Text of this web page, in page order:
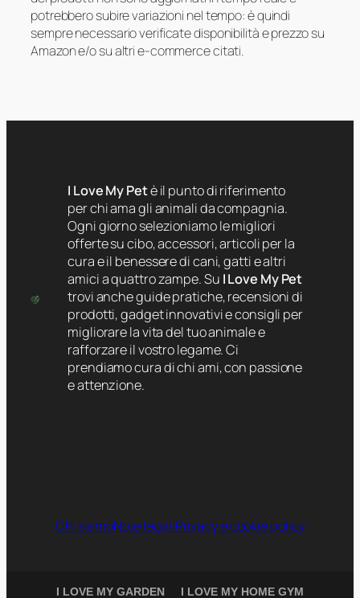
potrebbero subire variazioni nel tempo: è quindi
sempre necessario verificate disponibilità e prezzo su
Amazon e/o su altri e-commerce citati.
I Love My Petè il punto di riferimento
per chi ama gli animali da compagnia.
Ogni giorno selezioniamo le migliori
offerte su cibo, accessori, articoli per la
cura e il benessere di cani, gatti e altri
amici a quattro zampe. Su I Love My Pet
trovi anche guide pratiche, recensioni di
prodotti, gadget innovativi e consigli per
migliorare la vita del tuo animale e
rafforzare il vostro legame. Ci
prendiamo cura di chi ami, con passione
e attenzione.
Chi siamoNote legaliPrivacy e cookie policy
I LOVE MY GARDEN I LOVE MY HOME GYM